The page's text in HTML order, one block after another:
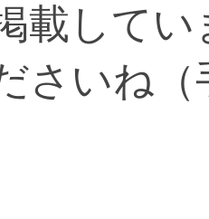
載して
さいね